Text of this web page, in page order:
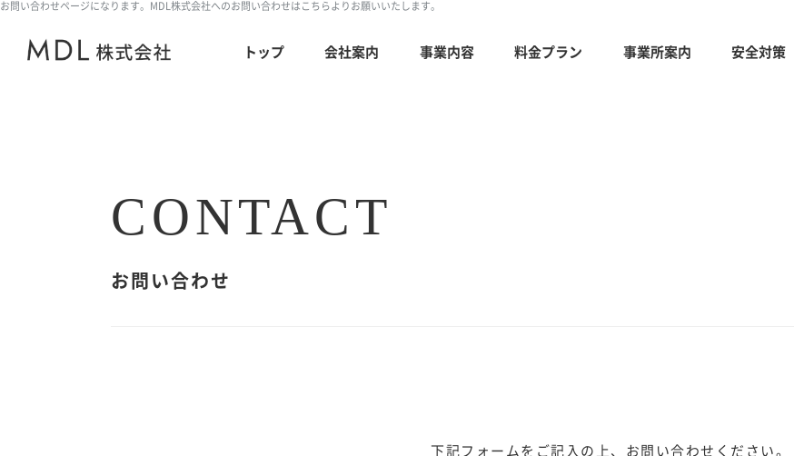
お問い合わせページになります。MDL株式会社へのお問い合わせはこちらよりお願いいたします。
トップ 会社案内 事業内容 料金プラン 事業所案内 安全対策
CONTACT
お問い合わせ
下記フォームをご記入の上、 お問い合わせください。